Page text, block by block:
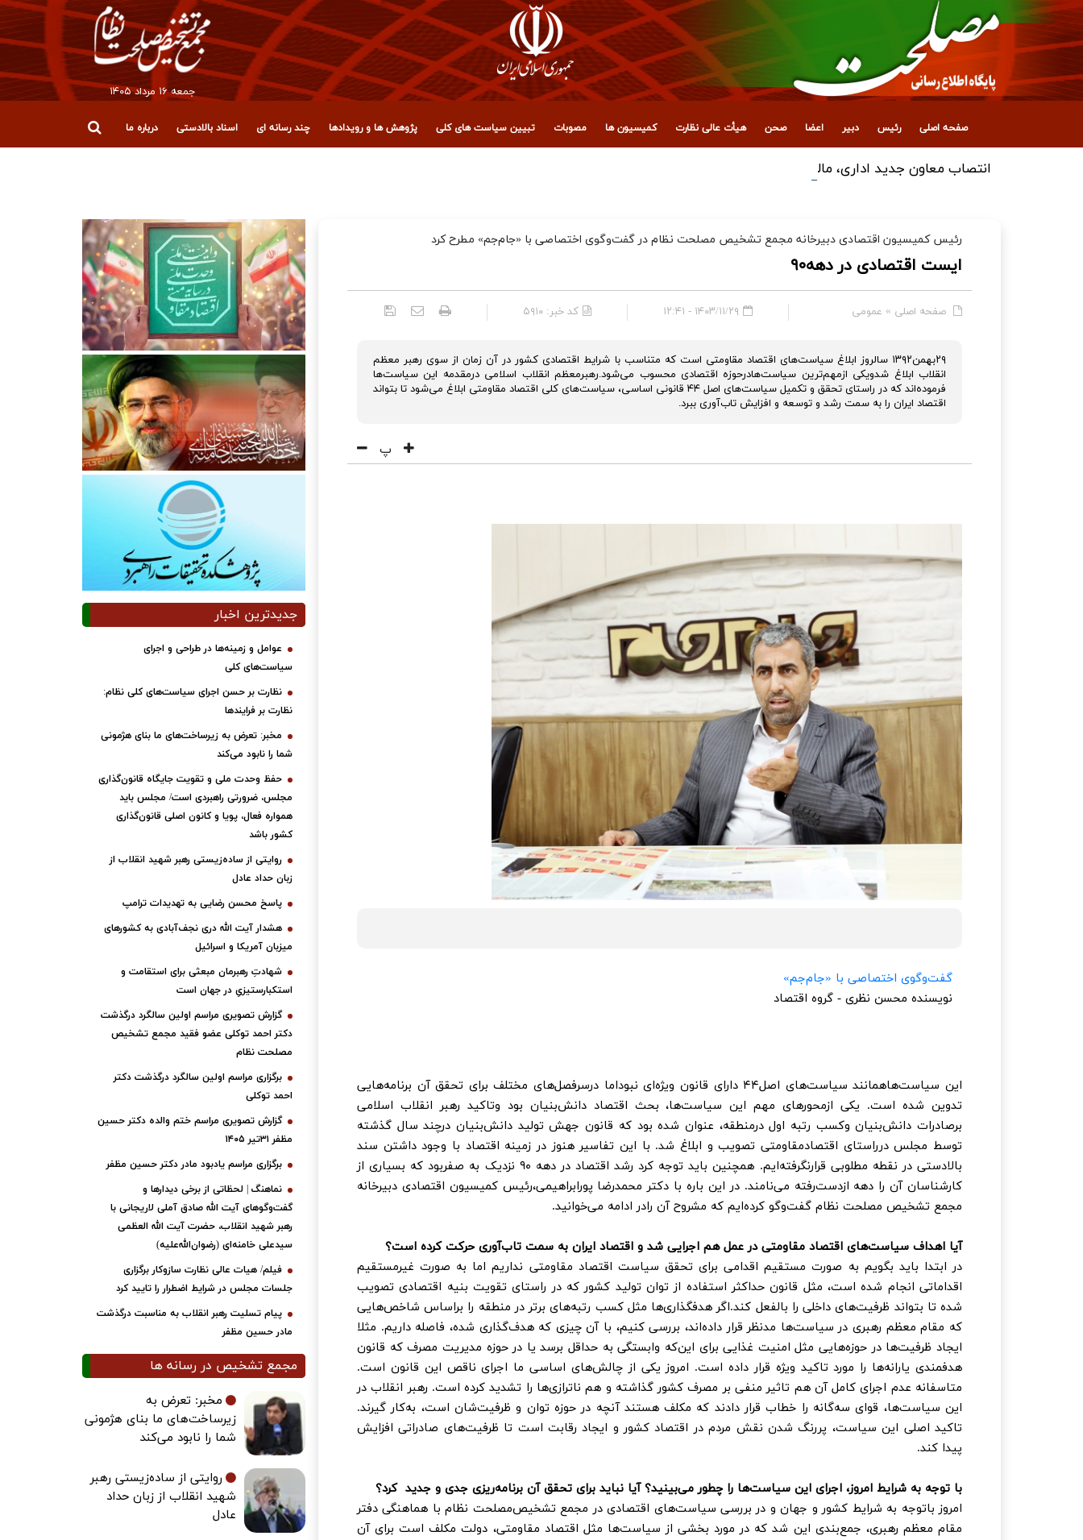
جمعه ۱۶ مرداد ۱۴۰۵
صفحه اصلی رئیس دبیر اعضا صحن هیأت عالی نظارت کمیسیون ها مصوبات تبیین سیاست های کلی پژوهش ها و رویدادها چند رسانه ای اسناد بالادستی درباره ما
انتصاب معاون جدید اداری، مالی و پشتیبانی مجمع تشخیص مصلحت نظام
رئیس کمیسیون اقتصادی دبیرخانه مجمع تشخیص مصلحت نظام در گفت‌و‌گوی اختصاصی با «جام‌جم» مطرح کرد
ایست اقتصادی در دهه۹۰
صفحه اصلی » عمومی ۱۴۰۳/۱۱/۲۹ - ۱۲:۴۱ کد خبر: ۵۹۱۰
۲۹بهمن۱۳۹۲ سالروز ابلاغ سیاست‌های اقتصاد مقاومتی است که متناسب با شرایط اقتصادی کشور در آن زمان از سوی رهبر معظم
انقلاب ابلاغ شدویکی ازمهم‌ترین سیاست‌هادرحوزه اقتصادی محسوب می‌شود.رهبرمعظم انقلاب اسلامی درمقدمه این سیاست‌ها
فرموده‌اند که در راستای تحقق و تکمیل سیاست‌های اصل ۴۴ قانونی اساسی، سیاست‌های کلی اقتصاد مقاومتی ابلاغ می‌شود تا بتواند
اقتصاد ایران را به سمت رشد و توسعه و افزایش تاب‌آوری ببرد.
پ
گفت‌و‌گوی اختصاصی با «جام‌جم»
نویسنده محسن نظری - گروه اقتصاد
این سیاست‌هاهمانند سیاست‌های اصل۴۴ دارای قانون ویژه‌ای نبوداما درسرفصل‌های مختلف برای تحقق آن برنامه‌هایی
تدوین شده است. یکی ازمحورهای مهم این سیاست‌ها، بحث اقتصاد دانش‌بنیان بود وتاکید رهبر انقلاب اسلامی
برصادرات دانش‌بنیان وکسب رتبه اول درمنطقه، عنوان شده بود که قانون جهش تولید دانش‌بنیان درچند سال گذشته
توسط مجلس درراستای اقتصادمقاومتی تصویب و ابلاغ شد. با این تفاسیر هنوز در زمینه اقتصاد با وجود داشتن سند
بالادستی در نقطه مطلوبی قرارنگرفته‌‎ایم. همچنین باید توجه کرد رشد اقتصاد در دهه ۹۰ نزدیک به صفربود که بسیاری از
کارشناسان آن را دهه ازدست‌رفته می‌نامند. در این باره با دکتر محمدرضا پورابراهیمی،رئیس کمیسیون اقتصادی دبیرخانه
مجمع تشخیص مصلحت نظام گفت‌و‌گو کرده‌ایم که مشروح آن رادر ادامه می‌خوانید.
آیا اهداف سیاست‌های اقتصاد مقاومتی در عمل هم اجرایی شد و اقتصاد ایران به سمت تاب‌آوری حرکت کرده است؟
در ابتدا باید بگویم به صورت مستقیم اقدامی برای تحقق سیاست اقتصاد مقاومتی نداریم اما به صورت غیرمستقیم
اقداماتی انجام شده است، مثل قانون حداکثر استفاده از توان تولید کشور که در راستای تقویت بنیه اقتصادی تصویب
شده تا بتواند ظرفیت‌های داخلی را بالفعل کند.اگر هدفگذاری‌ها مثل کسب رتبه‌های برتر در منطقه را براساس شاخص‌هایی
که مقام معظم رهبری در سیاست‌ها مدنظر قرار داده‌اند، بررسی کنیم، با آن چیزی که هدف‌گذاری شده، فاصله داریم. مثلا
ایجاد ظرفیت‌ها در حوزه‌هایی مثل امنیت غذایی برای این‌که وابستگی به حداقل برسد یا در حوزه مدیریت مصرف که قانون
هدفمندی یارانه‌ها را مورد تاکید ویژه قرار داده است. امروز یکی از چالش‌های اساسی ما اجرای ناقص این قانون است.
متاسفانه عدم اجرای کامل آن هم تاثیر منفی بر مصرف کشور گذاشته و هم ناترازی‌ها را تشدید کرده است. رهبر انقلاب در
این سیاست‌ها، قوای سه‌گانه را خطاب قرار دادند که مکلف هستند آنچه در حوزه توان و ظرفیت‌شان است، به‌کار گیرند.
تاکید اصلی این سیاست، پررنگ شدن‌ نقش مردم در اقتصاد کشور و ایجاد رقابت است تا ظرفیت‌های صادراتی افزایش
پیدا کند.
با توجه به شرایط امروز، اجرای این سیاست‌ها را چطور می‌بینید؟ آیا نباید برای تحقق آن برنامه‌ریزی جدی و جدید کرد؟
امروز باتوجه به شرایط کشور و جهان و در بررسی سیاست‌های اقتصادی در مجمع تشخیص‌مصلحت نظام با هماهنگی دفتر
مقام معظم رهبری، جمع‌بندی این شد که در مورد بخشی از سیاست‌ها مثل اقتصاد مقاومتی، دولت مکلف است برای آن
جدیدترین اخبار
عوامل و زمینه‌ها در طراحی و اجرای
سیاست‌های کلی
نظارت بر حسن اجرای سیاست‌های کلی نظام:
نظارت بر فرایندها
مخبر: تعرض به زیرساخت‌های ما بنای هژمونی
شما را نابود می‌کند
حفظ وحدت ملی و تقویت جایگاه قانون‌گذاری
مجلس، ضرورتی راهبردی است/ مجلس باید
همواره فعال، پویا و کانون اصلی قانون‌گذاری
کشور باشد
روایتی از ساده‌زیستی رهبر شهید انقلاب از
زبان حداد عادل
پاسخ محسن رضایی به تهدیدات ترامپ
هشدار آیت الله دری نجف‌آبادی به کشورهای
میزبان آمریکا و اسرائیل
شهادتِ رهبرمان مبعثی برای استقامت و
استکبارستیزیِ در جهان است
گزارش تصویری مراسم اولین سالگرد درگذشت
دکتر احمد توکلی عضو فقید مجمع تشخیص
مصلحت نظام
برگزاری مراسم اولین سالگرد درگذشت دکتر
احمد توکلی
گزارش تصویری مراسم ختم والده دکتر حسین
مظفر ۳۱تیر ۱۴۰۵
برگزاری مراسم یادبود مادر دکتر حسین مظفر
نماهنگ | لحظاتی از برخی دیدارها و
گفت‌وگوهای آیت ‌الله صادق آملی لاریجانی با
رهبر شهید انقلاب، حضرت آیت‌ الله العظمی
سیدعلی خامنه‌ای (رضوان‌الله‌علیه)
فیلم/ هیات عالی نظارت سازوکار برگزاری
جلسات مجلس در شرایط اضطرار را تایید کرد
پیام تسلیت رهبر انقلاب به مناسبت درگذشت
مادر حسین مظفر
مجمع تشخیص در رسانه ها
مخبر: تعرض به
زیرساخت‌های ما بنای هژمونی
شما را نابود می‌کند
روایتی از ساده‌زیستی رهبر
شهید انقلاب از زبان حداد
عادل